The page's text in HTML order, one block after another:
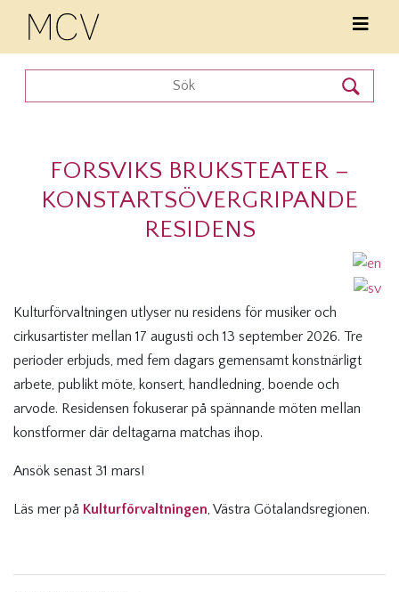
FORSVIKS BRUKSTEATER –
KONSTARTSÖVERGRIPANDE
RESIDENS
Kulturförvaltningen utlyser nu residens för musiker och
cirkusartister mellan 17 augusti och 13 september 2026. Tre
perioder erbjuds, med fem dagars gemensamt konstnärligt
arbete, publikt möte, konsert, handledning, boende och
arvode. Residensen fokuserar på spännande möten mellan
konstformer där deltagarna matchas ihop.
Ansök senast 31 mars!
Läs mer på Kulturförvaltningen, Västra Götalandsregionen.